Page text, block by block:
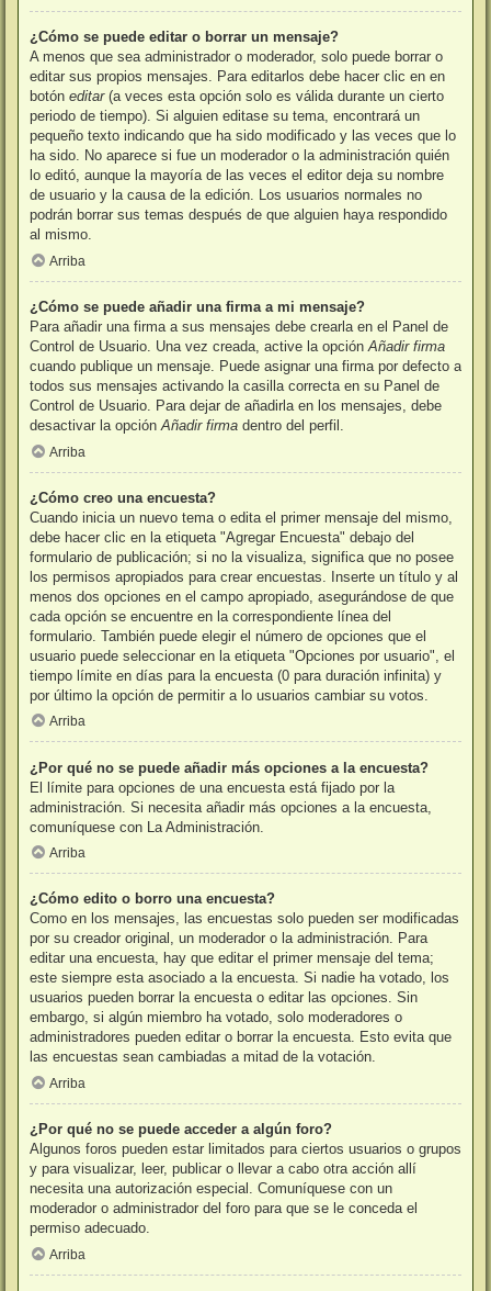
¿Cómo se puede editar o borrar un mensaje?
A menos que sea administrador o moderador, solo puede borrar o
editar sus propios mensajes. Para editarlos debe hacer clic en en
botón editar(a veces esta opción solo es válida durante un cierto
periodo de tiempo). Si alguien editase su tema, encontrará un
pequeño texto indicando que ha sido modificado y las veces que lo
ha sido. No aparece si fue un moderador o la administración quién
lo editó, aunque la mayoría de las veces el editor deja su nombre
de usuario y la causa de la edición. Los usuarios normales no
podrán borrar sus temas después de que alguien haya respondido
al mismo.
Arriba
¿Cómo se puede añadir una firma a mi mensaje?
Para añadir una firma a sus mensajes debe crearla en el Panel de
Control de Usuario. Una vez creada, active la opción Añadir firma
cuando publique un mensaje. Puede asignar una firma por defecto a
todos sus mensajes activando la casilla correcta en su Panel de
Control de Usuario. Para dejar de añadirla en los mensajes, debe
desactivar la opción Añadir firma dentro del perfil.
Arriba
¿Cómo creo una encuesta?
Cuando inicia un nuevo tema o edita el primer mensaje del mismo,
debe hacer clic en la etiqueta "Agregar Encuesta" debajo del
formulario de publicación; si no la visualiza, significa que no posee
los permisos apropiados para crear encuestas. Inserte un título y al
menos dos opciones en el campo apropiado, asegurándose de que
cada opción se encuentre en la correspondiente línea del
formulario. También puede elegir el número de opciones que el
usuario puede seleccionar en la etiqueta "Opciones por usuario", el
tiempo límite en días para la encuesta (0 para duración infinita) y
por último la opción de permitir a lo usuarios cambiar su votos.
Arriba
¿Por qué no se puede añadir más opciones a la encuesta?
El límite para opciones de una encuesta está fijado por la
administración. Si necesita añadir más opciones a la encuesta,
comuníquese con La Administración.
Arriba
¿Cómo edito o borro una encuesta?
Como en los mensajes, las encuestas solo pueden ser modificadas
por su creador original, un moderador o la administración. Para
editar una encuesta, hay que editar el primer mensaje del tema;
este siempre esta asociado a la encuesta. Si nadie ha votado, los
usuarios pueden borrar la encuesta o editar las opciones. Sin
embargo, si algún miembro ha votado, solo moderadores o
administradores pueden editar o borrar la encuesta. Esto evita que
las encuestas sean cambiadas a mitad de la votación.
Arriba
¿Por qué no se puede acceder a algún foro?
Algunos foros pueden estar limitados para ciertos usuarios o grupos
y para visualizar, leer, publicar o llevar a cabo otra acción allí
necesita una autorización especial. Comuníquese con un
moderador o administrador del foro para que se le conceda el
permiso adecuado.
Arriba